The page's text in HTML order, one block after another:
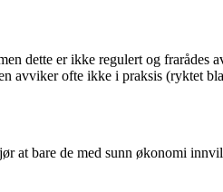
dette er ikke regulert og frarådes
avviker ofte ikke i praksis (ryktet
at bare de med sunn økonomi